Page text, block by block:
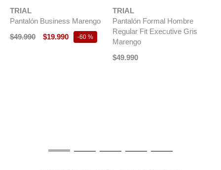
TRIAL
Pantalón Business Marengo
$49.990 $19.990 -60 %
TRIAL
Pantalón Formal Hombre
Regular Fit Executive Gris
Marengo
$49.990